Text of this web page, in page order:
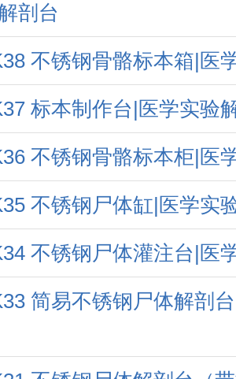
剖台
不锈钢骨骼标本箱|医
标本制作台|医学实验
不锈钢骨骼标本柜|医
不锈钢尸体缸|医学实
不锈钢尸体灌注台|医
简易不锈钢尸体解剖